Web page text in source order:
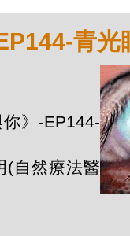
青光
》-EP144-
(自然療法醫